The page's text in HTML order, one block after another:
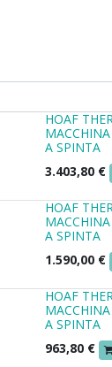
HOAF
A SPINTA
3.403,80 €
HOAF
A SPINTA
1.590,00 €
HOAF
A SPINTA
963,80 €